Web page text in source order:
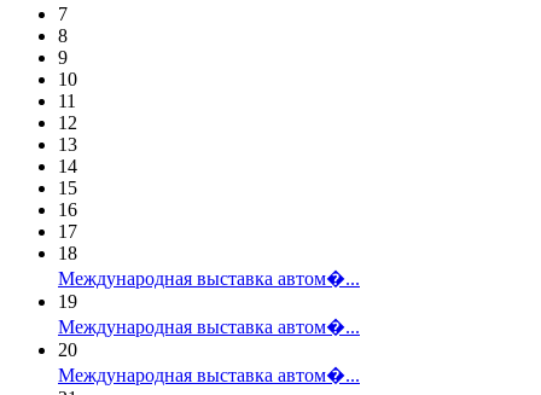
7
8
9
10
11
12
13
14
15
16
17
18
Международная выставка автом�...
19
Международная выставка автом�...
20
Международная выставка автом�...